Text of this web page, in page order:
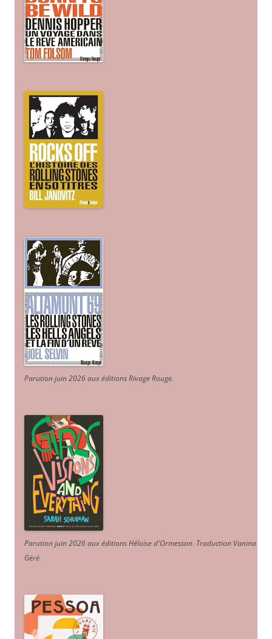
Parution juin 2026 aux éditions Rivage Rouge.
Parution juin 2026 aux éditions Héloïse d'Ormesson. Traduction Vanina
Géré.